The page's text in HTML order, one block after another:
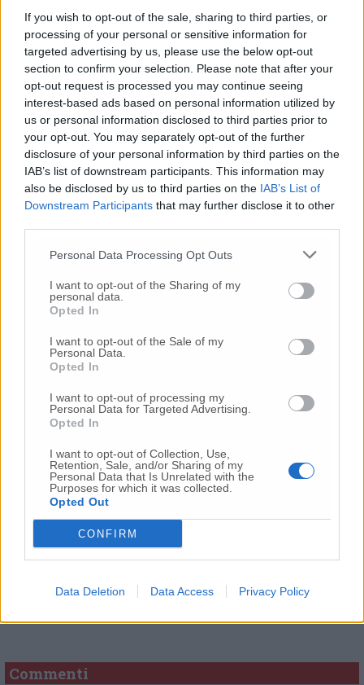
If you wish to opt-out of the sale, sharing to third parties, or
processing of your personal or sensitive information for
targeted advertising by us, please use the below opt-out
section to confirm your selection. Please note that after your
opt-out request is processed you may continue seeing
interest-based ads based on personal information utilized by
us or personal information disclosed to third parties prior to
your opt-out. You may separately opt-out of the further
disclosure of your personal information by third parties on the
IAB’s list of downstream participants. This information may
also be disclosed by us to third parties on the IAB’s List of
Downstream Participants that may further disclose it to other
Personal Data Processing Opt Outs
I want to opt-out of the Sharing of my
personal data.
Opted In
I want to opt-out of the Sale of my
Personal Data.
Opted In
I want to opt-out of processing my
Personal Data for Targeted Advertising.
Opted In
I want to opt-out of Collection, Use,
Retention, Sale, and/or Sharing of my
Personal Data that Is Unrelated with the
Purposes for which it was collected.
Opted Out
CONFIRM
Data Deletion Data Access Privacy Policy
© RIPRODUZIONE RISERVATA
Vai alla home
Commenti